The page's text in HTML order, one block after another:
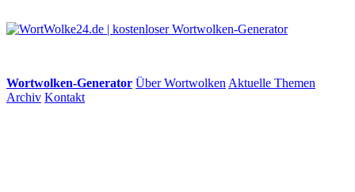
Wortwolken-Generator Über Wortwolken Aktuelle Themen
Archiv Kontakt